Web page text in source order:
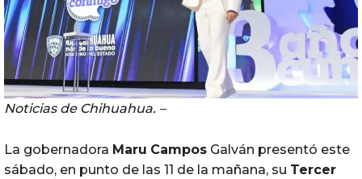
Noticias de Chihuahua. –
La gobernadora Maru Campos Galván presentó este
sábado, en punto de las 11 de la mañana, su Tercer